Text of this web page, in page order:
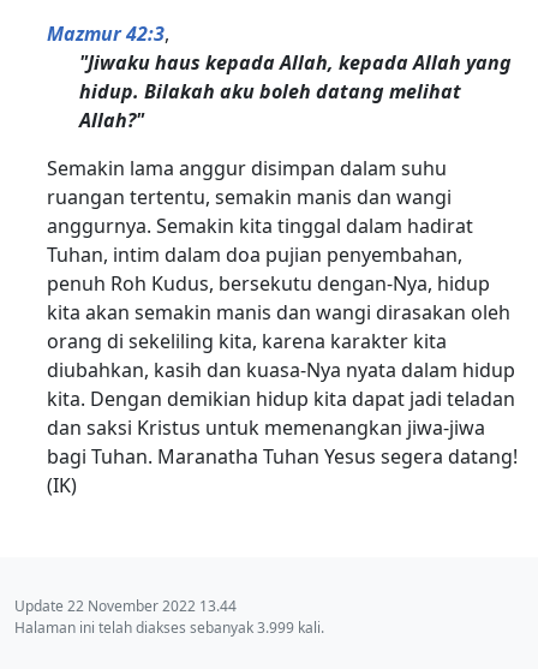
Mazmur 42:3,
"Jiwaku haus kepada Allah, kepada Allah yang
hidup. Bilakah aku boleh datang melihat
Allah?"
Semakin lama anggur disimpan dalam suhu
ruangan tertentu, semakin manis dan wangi
anggurnya. Semakin kita tinggal dalam hadirat
Tuhan, intim dalam doa pujian penyembahan,
penuh Roh Kudus, bersekutu dengan-Nya, hidup
kita akan semakin manis dan wangi dirasakan oleh
orang di sekeliling kita, karena karakter kita
diubahkan, kasih dan kuasa-Nya nyata dalam hidup
kita. Dengan demikian hidup kita dapat jadi teladan
dan saksi Kristus untuk memenangkan jiwa-jiwa
bagi Tuhan. Maranatha Tuhan Yesus segera datang!
(IK)
Update 22 November 2022 13.44
Halaman ini telah diakses sebanyak 3.999 kali.